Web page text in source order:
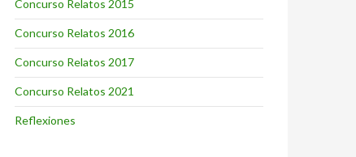
Concurso Relatos 2015
Concurso Relatos 2016
Concurso Relatos 2017
Concurso Relatos 2021
Reflexiones